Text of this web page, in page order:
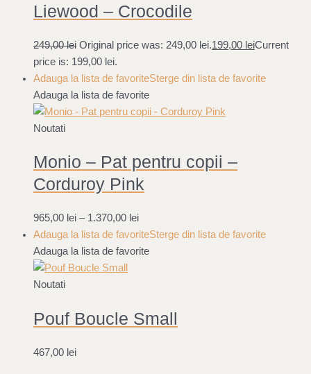
Liewood – Crocodile
249,00lei Original price was: 249,00 lei.199,00 leiCurrent
price is: 199,00 lei.
Adauga la lista de favoriteSterge din lista de favorite
Adauga la lista de favorite
Noutati
Monio – Pat pentru copii –
Corduroy Pink
965,00 lei – 1.370,00 lei
Adauga la lista de favoriteSterge din lista de favorite
Adauga la lista de favorite
Noutati
Pouf Boucle Small
467,00 lei